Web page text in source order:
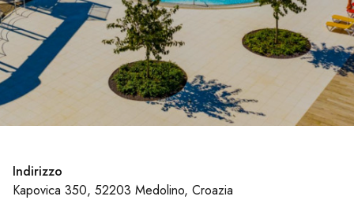
Indirizzo
Kapovica 350, 52203 Medolino, Croazia